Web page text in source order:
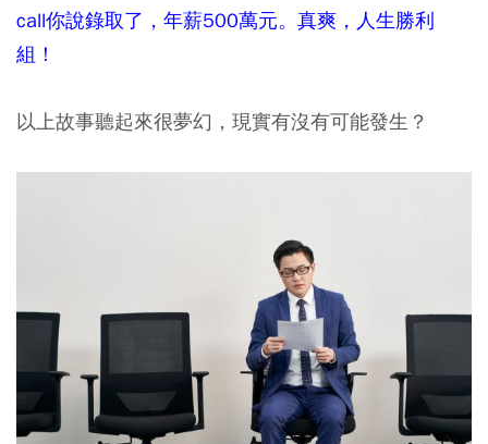
call你說錄取了，年薪500萬元。真爽，人生勝利
組！
以上故事聽起來很夢幻，現實有沒有可能發生？